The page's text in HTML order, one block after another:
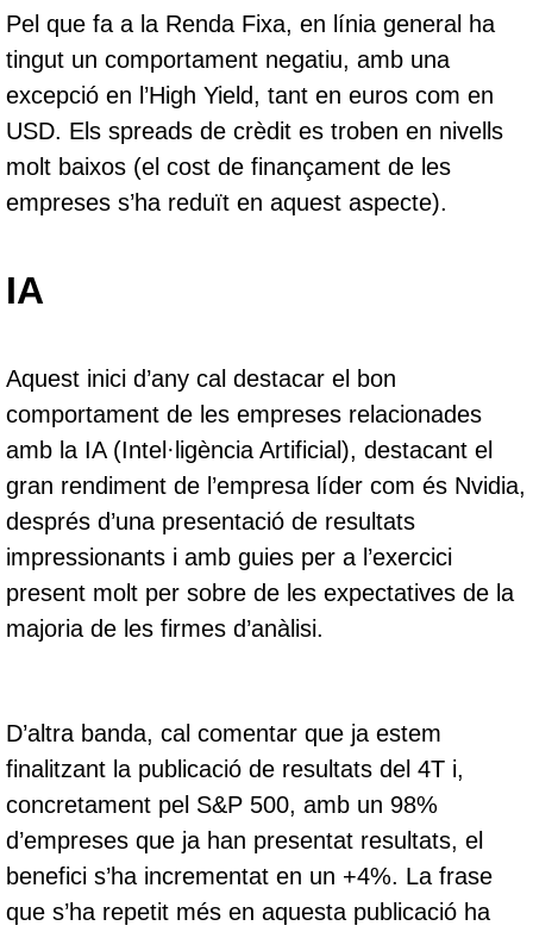
Pel que fa a la Renda Fixa, en línia general ha
tingut un comportament negatiu, amb una
excepció en l’High Yield, tant en euros com en
USD. Els spreads de crèdit es troben en nivells
molt baixos (el cost de finançament de les
empreses s’ha reduït en aquest aspecte).
IA
Aquest inici d’any cal destacar el bon
comportament de les empreses relacionades
amb la IA (Intel·ligència Artificial), destacant el
gran rendiment de l’empresa líder com és Nvidia,
després d’una presentació de resultats
impressionants i amb guies per a l’exercici
present molt per sobre de les expectatives de la
majoria de les firmes d’anàlisi.
D’altra banda, cal comentar que ja estem
finalitzant la publicació de resultats del 4T i,
concretament pel S&P 500, amb un 98%
d’empreses que ja han presentat resultats, el
benefici s’ha incrementat en un +4%. La frase
que s’ha repetit més en aquesta publicació ha